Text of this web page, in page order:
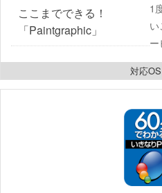
ここまでできる！
「Paintgraphic」
1
ー
対応